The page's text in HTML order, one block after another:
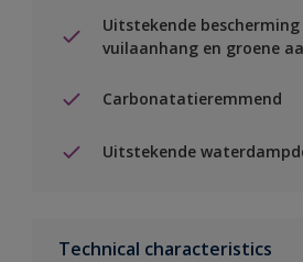
Uitstekende
vuilaanhang en groene
Carbonatatieremmend
Uitstekende
Technical characteristics